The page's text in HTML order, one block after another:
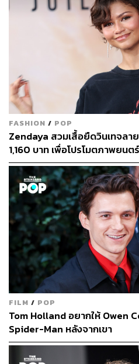
FASHION / POP
Zendaya สวมเสื้อยืดวินเทจลา
1,160 บาท เพื่อโปรโมตภาพยนต
FILM / POP
Tom Holland อยากให้ Owen
Spider-Man หลังจากเขา